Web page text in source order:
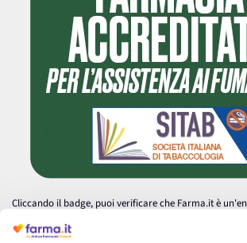
Cliccando il badge, puoi verificare che Farma.it è
autorizzata dal Ministero della Salute a effettuare la
medicinali.